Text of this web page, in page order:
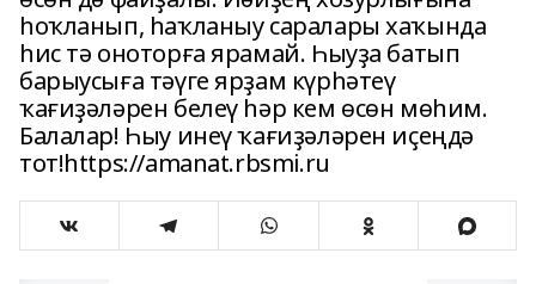
һоҡланып, һаҡланыу саралары хаҡында
һис тә оноторға ярамай. Һыуҙа батып
барыусыға тәүге ярҙам күрһәтеү
ҡағиҙәләрен белеү һәр кем өсөн мөһим.
Балалар! Һыу инеү ҡағиҙәләрен иҫеңдә
тот!https://amanat.rbsmi.ru